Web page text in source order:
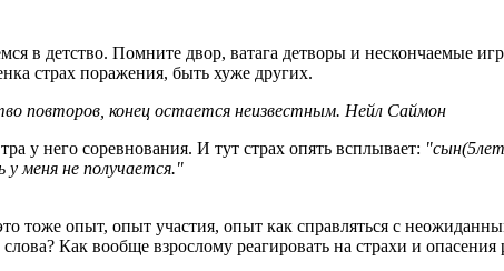
детство. Помните двор, ватага детворы и нескончаемые
страх поражения, быть хуже других.
повторов, конец остается неизвестным. Нейл Саймон
у него соревнования. И тут страх опять всплывает:
меня не получается."
тоже опыт, опыт участия, опыт как справляться с
Как вообще взрослому реагировать на страхи и опасения